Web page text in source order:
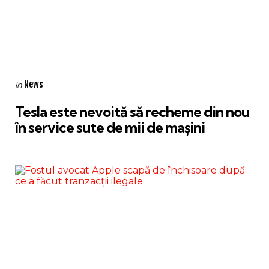
Categories
Posted
in News
Tesla este nevoită să recheme din nou
în service sute de mii de mașini